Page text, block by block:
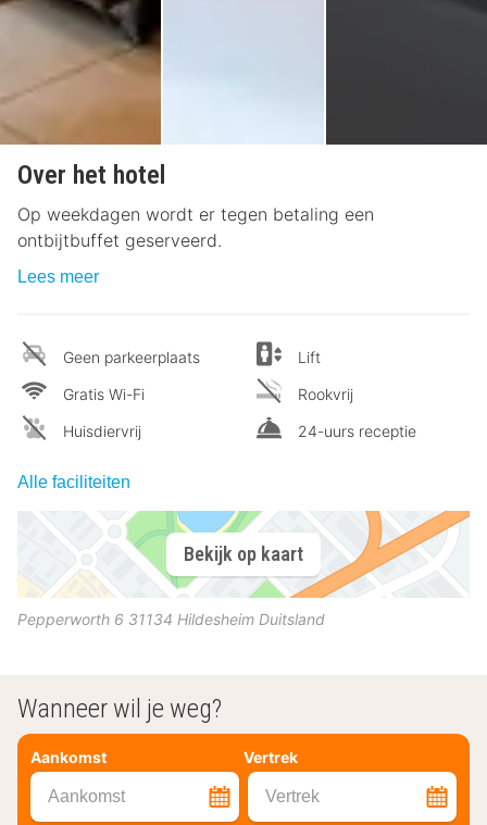
Over het hotel
Op weekdagen wordt er tegen betaling een
ontbijtbuffet geserveerd.
Lees meer
Geen parkeerplaats
Gratis Wi-Fi
Huisdiervrij
Lift
Rookvrij
24-uurs receptie
Alle faciliteiten
Bekijk op kaart
Pepperworth 6 31134 Hildesheim Duitsland
Wanneer wil je weg?
Aankomst Vertrek
Aankomst Vertrek